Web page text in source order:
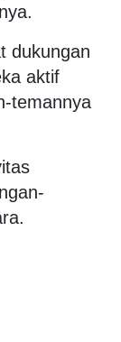
dukungan
aktif
temannya